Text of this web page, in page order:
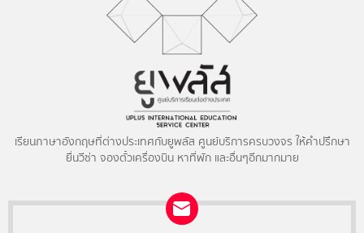
เรียนภาษาอังกฤษที่ต่างประเทศกับยูพลัส ศูนย์บริการครบวงจร ให้คำปรึกษา
ยื่นวีซ่า จองตั๋วเครื่องบิน หาที่พัก และอื่นๆอีกมากมาย